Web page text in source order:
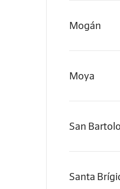
Mogán
Moya
San
Santa